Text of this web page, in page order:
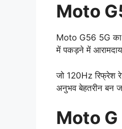
Moto
Moto G56 5G का
में पकड़ने में
जो 120Hz रिफ्रेश
अनुभव बेहतरीन बन
Moto